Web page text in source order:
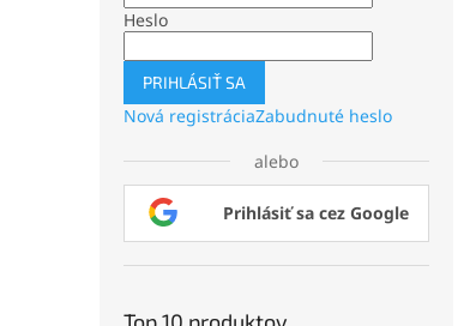
Heslo
PRIHLÁSIŤ SA
Nová registráciaZabudnuté heslo
alebo
Prihlásiť sa cez Google